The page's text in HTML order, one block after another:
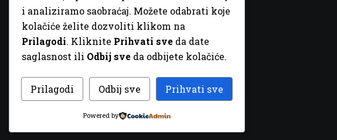
info@inz.ba
http://www.inz.ba
© 2026 Sva prava zadržana. DizajnGordonDM
i analiziramo saobraćaj. Možete odabrati koje
kolačiće želite dozvoliti klikom na
Prilagodi. Kliknite Prihvati sve da date
saglasnost ili Odbij sve da odbijete kolačiće.
Prilagodi Odbij sve Prihvati sve
Powered by